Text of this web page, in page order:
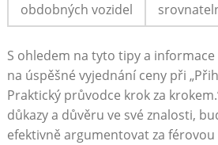
obdobných vozidel
S ohledem na tyto tipy a informace
na úspěšné vyjednání ceny při
Praktický průvodce krok za
důkazy a důvěru ve své znalosti,
efektivně argumentovat za férovou